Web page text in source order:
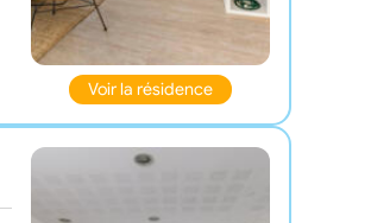
Voir la résidence